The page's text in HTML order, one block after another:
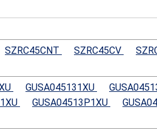
SZRC45CNT SZRC45CV
GUSA045131XU
GUSA04513P1XU